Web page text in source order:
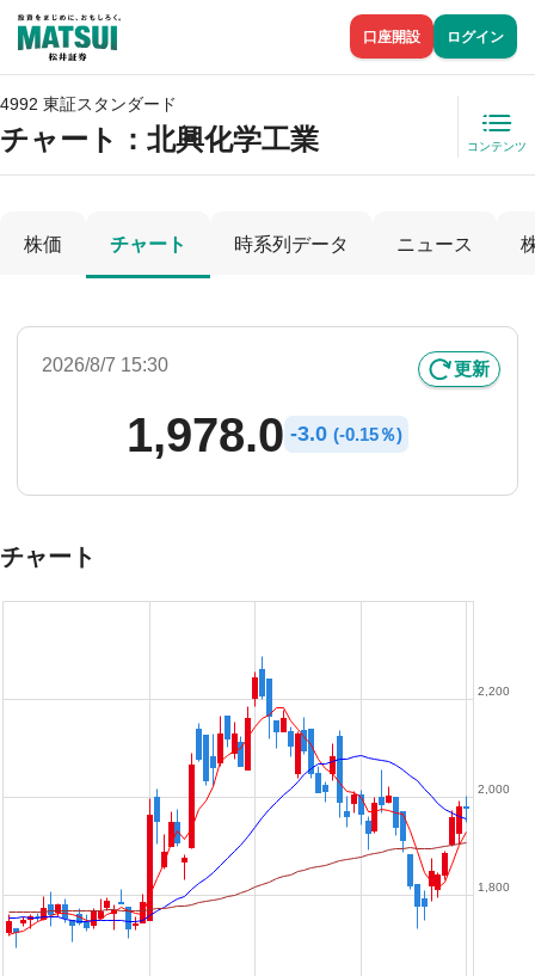
口座開設 ログイン
4992 東証スタンダード
チャート： 北興化学工業 コンテンツ
株価 チャート 時系列データ ニュース
2026/8/7 15:30 更新
1,978.0 -3.0 (-0.15％)
チャート
1,800
2,000
2,200